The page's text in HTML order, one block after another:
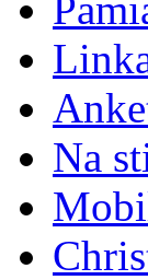
Na